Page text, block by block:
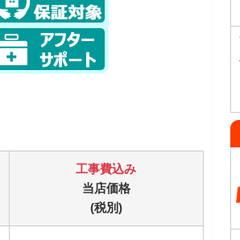
工事費込み
当店価格
(税別)